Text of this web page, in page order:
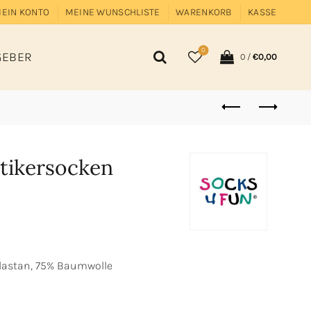
KONTO MEINE WUNSCHLISTE WARENKORB KASSE
0
0 / €0,00
75% Baumwolle